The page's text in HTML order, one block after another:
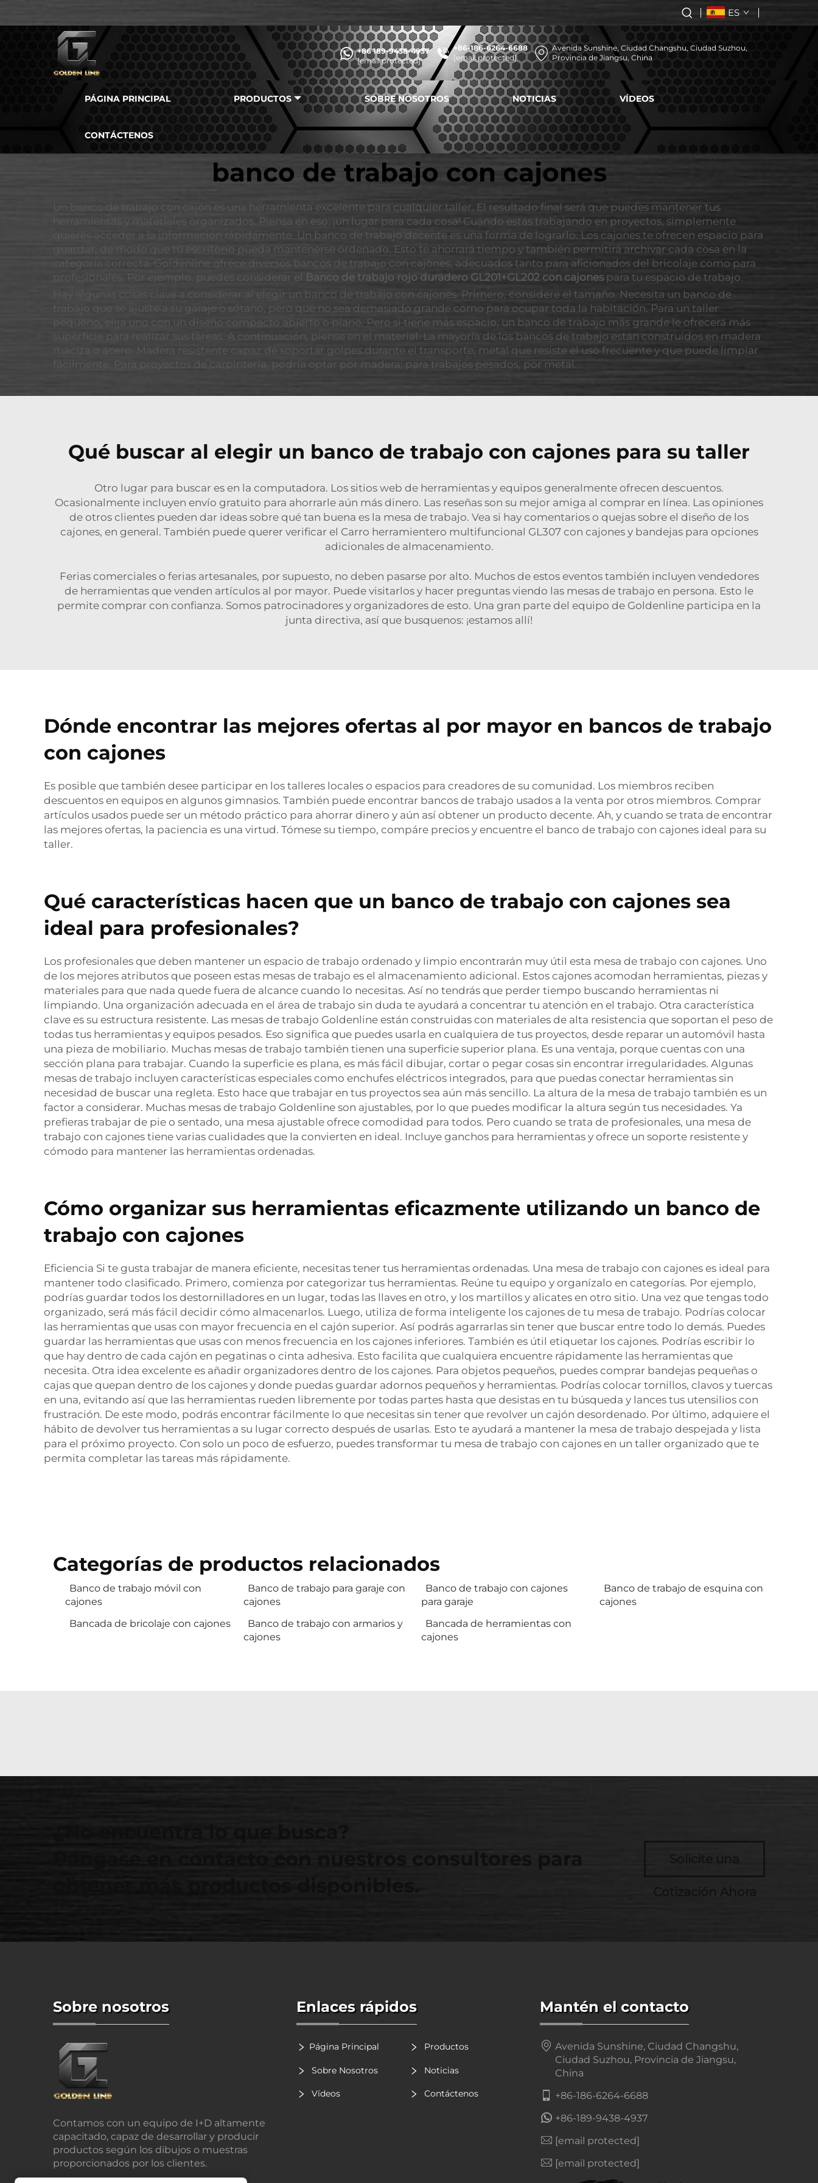
ES
+86 189-9438-4937
[email protected]
+86-186-6264-6688
[email protected]
Avenida Sunshine, Ciudad Changshu, Ciudad Suzhou,
Provincia de Jiangsu, China
PÁGINA PRINCIPAL PRODUCTOS SOBRE NOSOTROS NOTICIAS VÍDEOS
CONTÁCTENOS
banco de trabajo con cajones
Un banco de trabajo con cajón es una herramienta excelente para cualquier taller. El resultado final será que puedes mantener tus
herramientas y materiales organizados. Piensa en eso: ¡un lugar para cada cosa! Cuando estás trabajando en proyectos, simplemente
quieres acceder a la información rápidamente. Un banco de trabajo decente es una forma de lograrlo. Los cajones te ofrecen espacio para
guardar, de modo que tu escritorio pueda mantenerse ordenado. Esto te ahorrará tiempo y también permitirá archivar cada cosa en la
categoría correcta. Goldenline ofrece diversos bancos de trabajo con cajones, adecuados tanto para aficionados del bricolaje como para
profesionales. Por ejemplo, puedes considerar el
Banco de trabajo rojo duradero GL201+GL202 con cajones para tu espacio de trabajo.
Hay algunas cosas clave a considerar al elegir un banco de trabajo con cajones. Primero, considere el tamaño. Necesita un banco de
trabajo que se ajuste a su garaje o sótano, pero que no sea demasiado grande como para ocupar toda la habitación. Para un taller
pequeño, elija uno con un diseño compacto abierto o plano. Pero si tiene más espacio, un banco de trabajo más grande le ofrecerá más
superficie para realizar sus tareas. A continuación, piense en el material. La mayoría de los bancos de trabajo están construidos en madera
maciza o acero. Madera resistente capaz de soportar golpes durante el transporte, metal que resiste el uso frecuente y que puede limpiar
fácilmente. Para proyectos de carpintería, podría optar por madera; para trabajos pesados, por metal.
Qué buscar al elegir un banco de trabajo con cajones para su taller
Otro lugar para buscar es en la computadora. Los sitios web de herramientas y equipos generalmente ofrecen descuentos.
Ocasionalmente incluyen envío gratuito para ahorrarle aún más dinero. Las reseñas son su mejor amiga al comprar en línea. Las opiniones
de otros clientes pueden dar ideas sobre qué tan buena es la mesa de trabajo. Vea si hay comentarios o quejas sobre el diseño de los
cajones, en general. También puede querer verificar el Carro herramientero multifuncional GL307 con cajones y bandejas para opciones
adicionales de almacenamiento.
Ferias comerciales o ferias artesanales, por supuesto, no deben pasarse por alto. Muchos de estos eventos también incluyen vendedores
de herramientas que venden artículos al por mayor. Puede visitarlos y hacer preguntas viendo las mesas de trabajo en persona. Esto le
permite comprar con confianza. Somos patrocinadores y organizadores de esto. Una gran parte del equipo de Goldenline participa en la
junta directiva, así que busquenos: ¡estamos allí!
Dónde encontrar las mejores ofertas al por mayor en bancos de trabajo
con cajones
Es posible que también desee participar en los talleres locales o espacios para creadores de su comunidad. Los miembros reciben
descuentos en equipos en algunos gimnasios. También puede encontrar bancos de trabajo usados a la venta por otros miembros. Comprar
artículos usados puede ser un método práctico para ahorrar dinero y aún así obtener un producto decente. Ah, y cuando se trata de encontrar
las mejores ofertas, la paciencia es una virtud. Tómese su tiempo, compáre precios y encuentre el banco de trabajo con cajones ideal para su
taller.
Qué características hacen que un banco de trabajo con cajones sea
ideal para profesionales?
Los profesionales que deben mantener un espacio de trabajo ordenado y limpio encontrarán muy útil esta mesa de trabajo con cajones. Uno
de los mejores atributos que poseen estas mesas de trabajo es el almacenamiento adicional. Estos cajones acomodan herramientas, piezas y
materiales para que nada quede fuera de alcance cuando lo necesitas. Así no tendrás que perder tiempo buscando herramientas ni
limpiando. Una organización adecuada en el área de trabajo sin duda te ayudará a concentrar tu atención en el trabajo. Otra característica
clave es su estructura resistente. Las mesas de trabajo Goldenline están construidas con materiales de alta resistencia que soportan el peso de
todas tus herramientas y equipos pesados. Eso significa que puedes usarla en cualquiera de tus proyectos, desde reparar un automóvil hasta
una pieza de mobiliario. Muchas mesas de trabajo también tienen una superficie superior plana. Es una ventaja, porque cuentas con una
sección plana para trabajar. Cuando la superficie es plana, es más fácil dibujar, cortar o pegar cosas sin encontrar irregularidades. Algunas
mesas de trabajo incluyen características especiales como enchufes eléctricos integrados, para que puedas conectar herramientas sin
necesidad de buscar una regleta. Esto hace que trabajar en tus proyectos sea aún más sencillo. La altura de la mesa de trabajo también es un
factor a considerar. Muchas mesas de trabajo Goldenline son ajustables, por lo que puedes modificar la altura según tus necesidades. Ya
prefieras trabajar de pie o sentado, una mesa ajustable ofrece comodidad para todos. Pero cuando se trata de profesionales, una mesa de
trabajo con cajones tiene varias cualidades que la convierten en ideal. Incluye ganchos para herramientas y ofrece un soporte resistente y
cómodo para mantener las herramientas ordenadas.
Cómo organizar sus herramientas eficazmente utilizando un banco de
trabajo con cajones
Eficiencia Si te gusta trabajar de manera eficiente, necesitas tener tus herramientas ordenadas. Una mesa de trabajo con cajones es ideal para
mantener todo clasificado. Primero, comienza por categorizar tus herramientas. Reúne tu equipo y organízalo en categorías. Por ejemplo,
podrías guardar todos los destornilladores en un lugar, todas las llaves en otro, y los martillos y alicates en otro sitio. Una vez que tengas todo
organizado, será más fácil decidir cómo almacenarlos. Luego, utiliza de forma inteligente los cajones de tu mesa de trabajo. Podrías colocar
las herramientas que usas con mayor frecuencia en el cajón superior. Así podrás agarrarlas sin tener que buscar entre todo lo demás. Puedes
guardar las herramientas que usas con menos frecuencia en los cajones inferiores. También es útil etiquetar los cajones. Podrías escribir lo
que hay dentro de cada cajón en pegatinas o cinta adhesiva. Esto facilita que cualquiera encuentre rápidamente las herramientas que
necesita. Otra idea excelente es añadir organizadores dentro de los cajones. Para objetos pequeños, puedes comprar bandejas pequeñas o
cajas que quepan dentro de los cajones y donde puedas guardar adornos pequeños y herramientas. Podrías colocar tornillos, clavos y tuercas
en una, evitando así que las herramientas rueden libremente por todas partes hasta que desistas en tu búsqueda y lances tus utensilios con
frustración. De este modo, podrás encontrar fácilmente lo que necesitas sin tener que revolver un cajón desordenado. Por último, adquiere el
hábito de devolver tus herramientas a su lugar correcto después de usarlas. Esto te ayudará a mantener la mesa de trabajo despejada y lista
para el próximo proyecto. Con solo un poco de esfuerzo, puedes transformar tu mesa de trabajo con cajones en un taller organizado que te
permita completar las tareas más rápidamente.
Categorías de productos relacionados
Banco de trabajo móvil con
cajones
Banco de trabajo para garaje con
cajones
Banco de trabajo con cajones
para garaje
Banco de trabajo de esquina con
cajones
Bancada de bricolaje con cajones
Banco de trabajo con armarios y
cajones
Bancada de herramientas con
cajones
Póngase en contacto con nuestros consultores para
Sobre nosotros
Contamos con un equipo de I+D altamente
capacitado, capaz de desarrollar y producir
productos según los dibujos o muestras
proporcionados por los clientes.
Enlaces rápidos
Página Principal Productos
Sobre Nosotros Noticias
Vídeos Contáctenos
Mantén el contacto
Avenida Sunshine, Ciudad Changshu,
Ciudad Suzhou, Provincia de Jiangsu,
China
+86-186-6264-6688
+86-189-9438-4937
[email protected]
[email protected]